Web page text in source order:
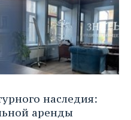
наследия:
аренды